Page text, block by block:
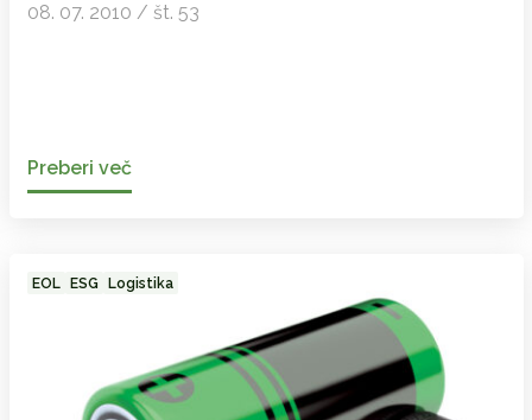
08. 07. 2010 / št. 53
Preberi več
EOL ESG Logistika